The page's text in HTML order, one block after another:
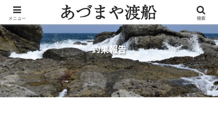
釣果報告
メニュー 検索